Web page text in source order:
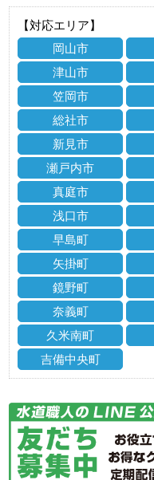
【対応エリア】
岡山市
津山市
笠岡市
総社市
新見市
瀬戸内市
真庭市
浅口市
早島町
矢掛町
鏡野町
奈義町
久米南町
吉備中央町